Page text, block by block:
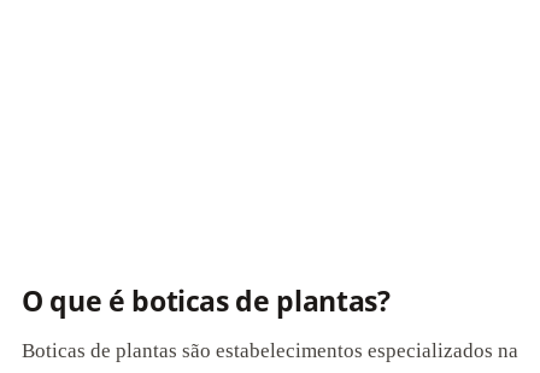
O que é boticas de plantas?
Boticas de plantas são estabelecimentos especializados na